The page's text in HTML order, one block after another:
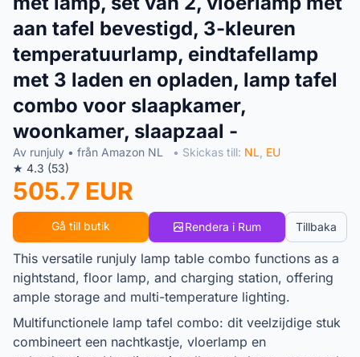
aan tafel bevestigd, 3-kleuren
temperatuurlamp, eindtafellamp
met 3 laden en opladen, lamp tafel
combo voor slaapkamer,
woonkamer, slaapzaal -
Av runjuly • från Amazon NL • Skickas till: NL EU
★ 4.3 (53)
505.7 EUR
Gå till butik Rendera i Rum Tillbaka
This versatile runjuly lamp table combo functions as a
nightstand, floor lamp, and charging station, offering
ample storage and multi-temperature lighting.
Multifunctionele lamp tafel combo: dit veelzijdige stuk
combineert een nachtkastje, vloerlamp en